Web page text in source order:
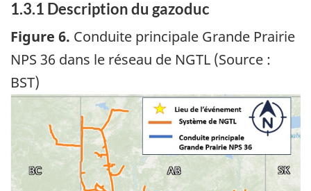
1.3.1 Description du gazoduc
Figure 6. Conduite principale Grande Prairie
NPS 36 dans le réseau de NGTL (Source :
BST)
Image